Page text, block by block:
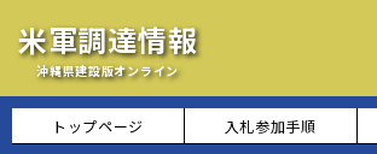
米軍調達情報
沖縄県建設版オンライン
トップページ 入札参加手順